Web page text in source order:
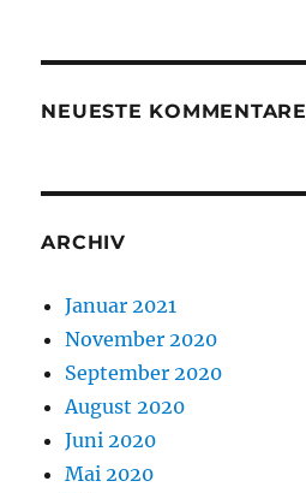
NEUESTE KOMMENTARE
ARCHIV
Januar 2021
November 2020
September 2020
August 2020
Juni 2020
Mai 2020